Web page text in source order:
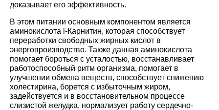
доказывает его эффективность.
В этом питании основным компонентом является
аминокислота l-Карнитин, которая способствует
переработки свободных жирных кислот в
энергопроизводство. Также данная аминокислота
помогает бороться с усталостью, восстанавливает
работоспособный ритм организма, помогает в
улучшении обмена веществ, способствует снижению
холестирина, борется с избыточным жиром,
задействуется и в восстановительном процессе
слизистой желудка, нормализует работу сердечно-